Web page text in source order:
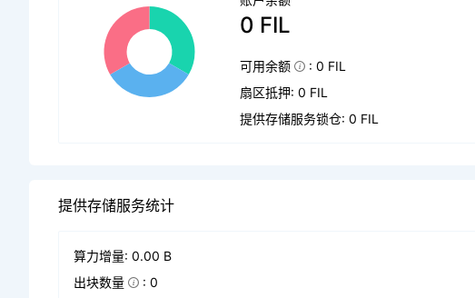
0 FIL
可用余额
: 0 FIL
扇区抵押: 0 FIL
提供存储服务锁仓: 0 FIL
提供存储服务统计
算力增量: 0.00 B
出块数量
: 0